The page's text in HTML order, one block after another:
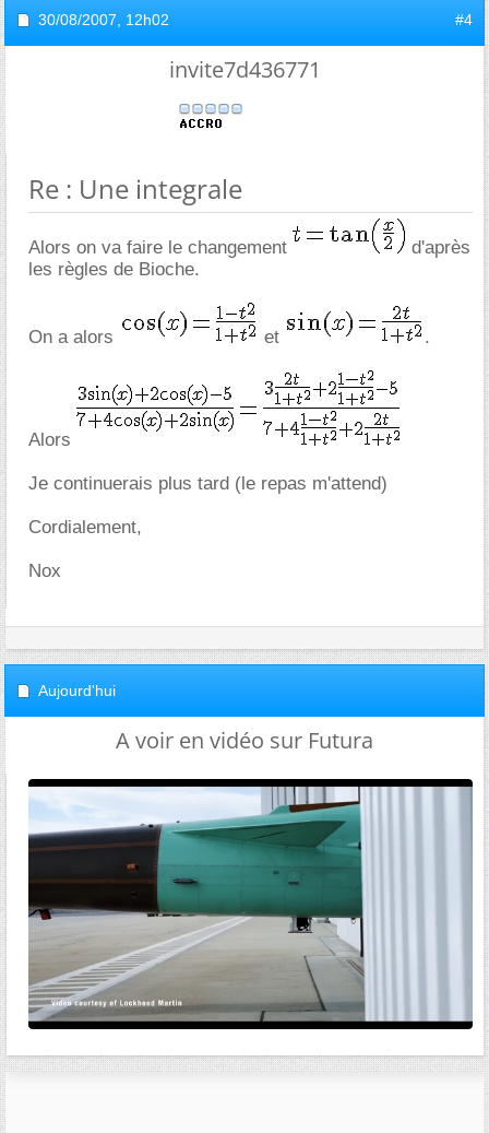
30/08/2007, 12h02 #4
invite7d436771
Re : Une integrale
Alors on va faire le changement
d'après
les règles de Bioche.
On a alors et .
Alors
Je continuerais plus tard (le repas m'attend)
Cordialement,
Nox
Aujourd'hui
A voir en vidéo sur Futura